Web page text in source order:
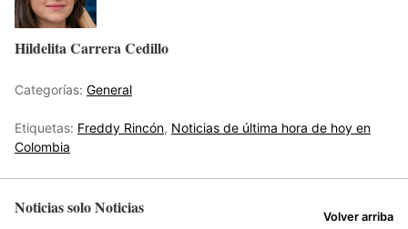
Hildelita Carrera Cedillo
Categorías: General
Etiquetas: Freddy Rincón, Noticias de última hora de hoy en
Colombia
Noticias solo Noticias Volver arriba